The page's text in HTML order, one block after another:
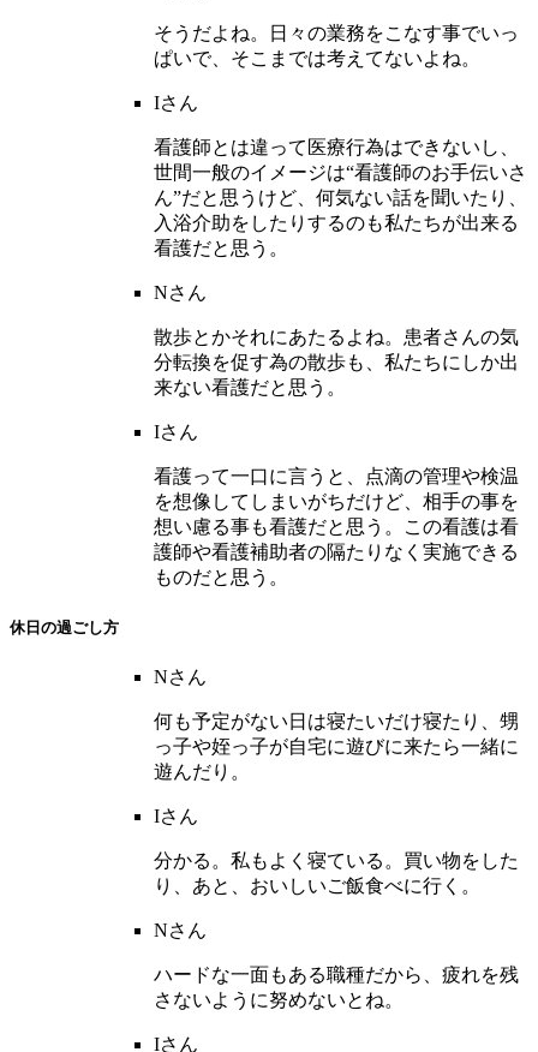
そうだよね。日々の業務をこなす事でいっ
ぱいで、そこまでは考えてないよね。
Iさん
看護師とは違って医療行為はできないし、
世間一般のイメージは“看護師のお手伝いさ
ん”だと思うけど、何気ない話を聞いたり、
入浴介助をしたりするのも私たちが出来る
看護だと思う。
Nさん
散歩とかそれにあたるよね。患者さんの気
分転換を促す為の散歩も、私たちにしか出
来ない看護だと思う。
Iさん
看護って一口に言うと、点滴の管理や検温
を想像してしまいがちだけど、相手の事を
想い慮る事も看護だと思う。この看護は看
護師や看護補助者の隔たりなく実施できる
ものだと思う。
休日の過ごし方
Nさん
何も予定がない日は寝たいだけ寝たり、甥
っ子や姪っ子が自宅に遊びに来たら一緒に
遊んだり。
Iさん
分かる。私もよく寝ている。買い物をした
り、あと、おいしいご飯食べに行く。
Nさん
ハードな一面もある職種だから、疲れを残
さないように努めないとね。
Iさん